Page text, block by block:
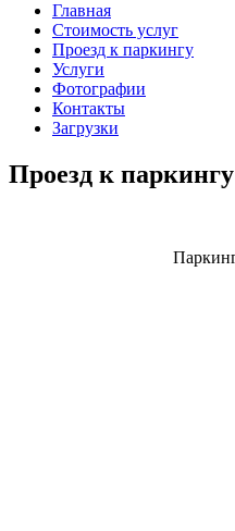
Главная
Стоимость услуг
Проезд к паркингу
Услуги
Фотографии
Контакты
Загрузки
Проезд к паркингу